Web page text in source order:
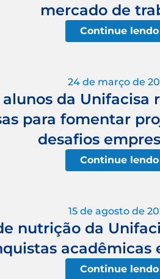
mercado de
Continue lendo
24 de março de
alunos da
para fomentar
desafios
Continue lendo
15 de agosto de
nutrição da
acadêmicas
Continue lendo